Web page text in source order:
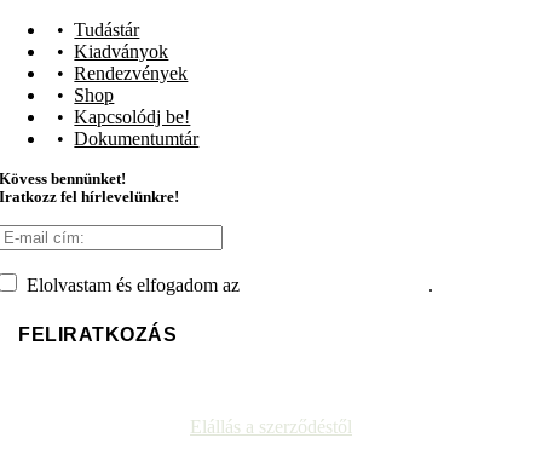
Tudástár
Kiadványok
Rendezvények
Shop
Kapcsolódj be!
Dokumentumtár
Kövess bennünket!
Iratkozz fel hírlevelünkre!
Elolvastam és elfogadom az .
Elállás a szerződéstől